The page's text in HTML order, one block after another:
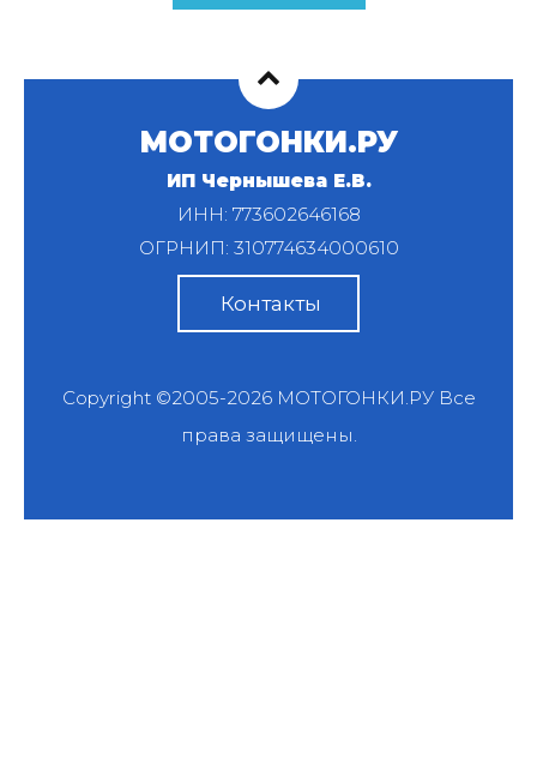
МОТОГОНКИ.РУ
ИП Чернышева Е.В.
ИНН: 773602646168
ОГРНИП: 310774634000610
Контакты
Copyright ©2005-2026 МОТОГОНКИ.РУВсе
права защищены.